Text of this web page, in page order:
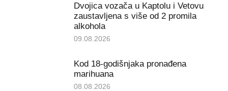
Dvojica vozača u Kaptolu i Vetovu
zaustavljena s više od 2 promila
alkohola
09.08.2026
Kod 18-godišnjaka pronađena
marihuana
08.08.2026